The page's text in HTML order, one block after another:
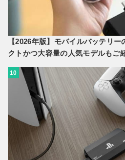
【2026年版】モバイルバッテリ
クトかつ大容量の人気モデルもご
10